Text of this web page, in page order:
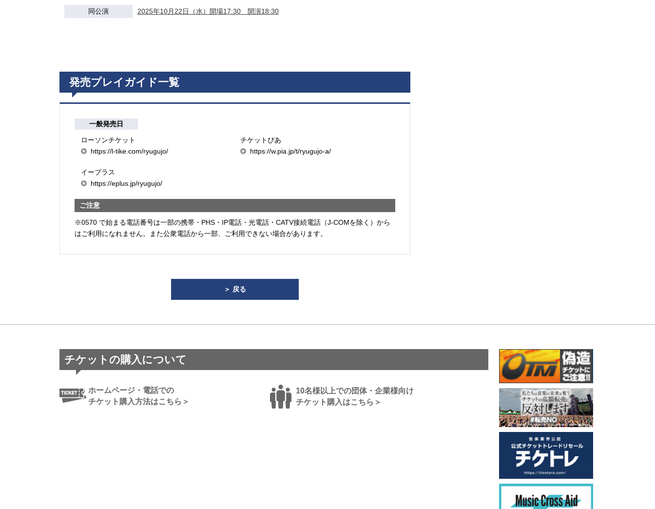
同公演 2025年10月22日（水）開場17:30 開演18:30
発売プレイガイド一覧
一般発売日
ローソンチケット
https://l-tike.com/ryugujo/
チケットぴあ
https://w.pia.jp/t/ryugujo-a/
イープラス
https://eplus.jp/ryugujo/
ご注意
※0570 で始まる電話番号は一部の携帯・PHS・IP電話・光電話・CATV接続電話（J-COMを除く）から
はご利用になれません。また公衆電話から一部、ご利用できない場合があります。
＞ 戻る
チケットの購入について
ホームページ・電話での
チケット購入方法はこちら＞
10名様以上での団体・企業様向け
チケット購入はこちら＞